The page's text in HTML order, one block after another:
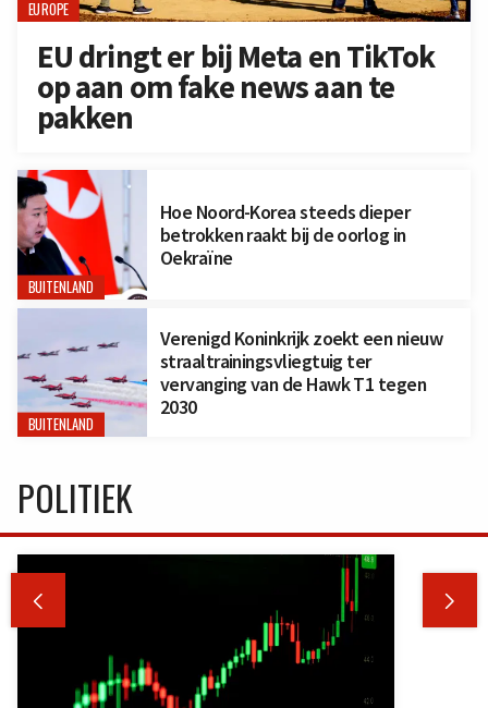
EUROPE
EU dringt er bij Meta en TikTok
op aan om fake news aan te
pakken
BUITENLAND
Hoe Noord-Korea steeds dieper
betrokken raakt bij de oorlog in
Oekraïne
BUITENLAND
Verenigd Koninkrijk zoekt een nieuw
straaltrainingsvliegtuig ter
vervanging van de Hawk T1 tegen
2030
POLITIEK
 